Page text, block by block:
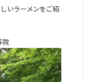
いラーメンをご紹
院